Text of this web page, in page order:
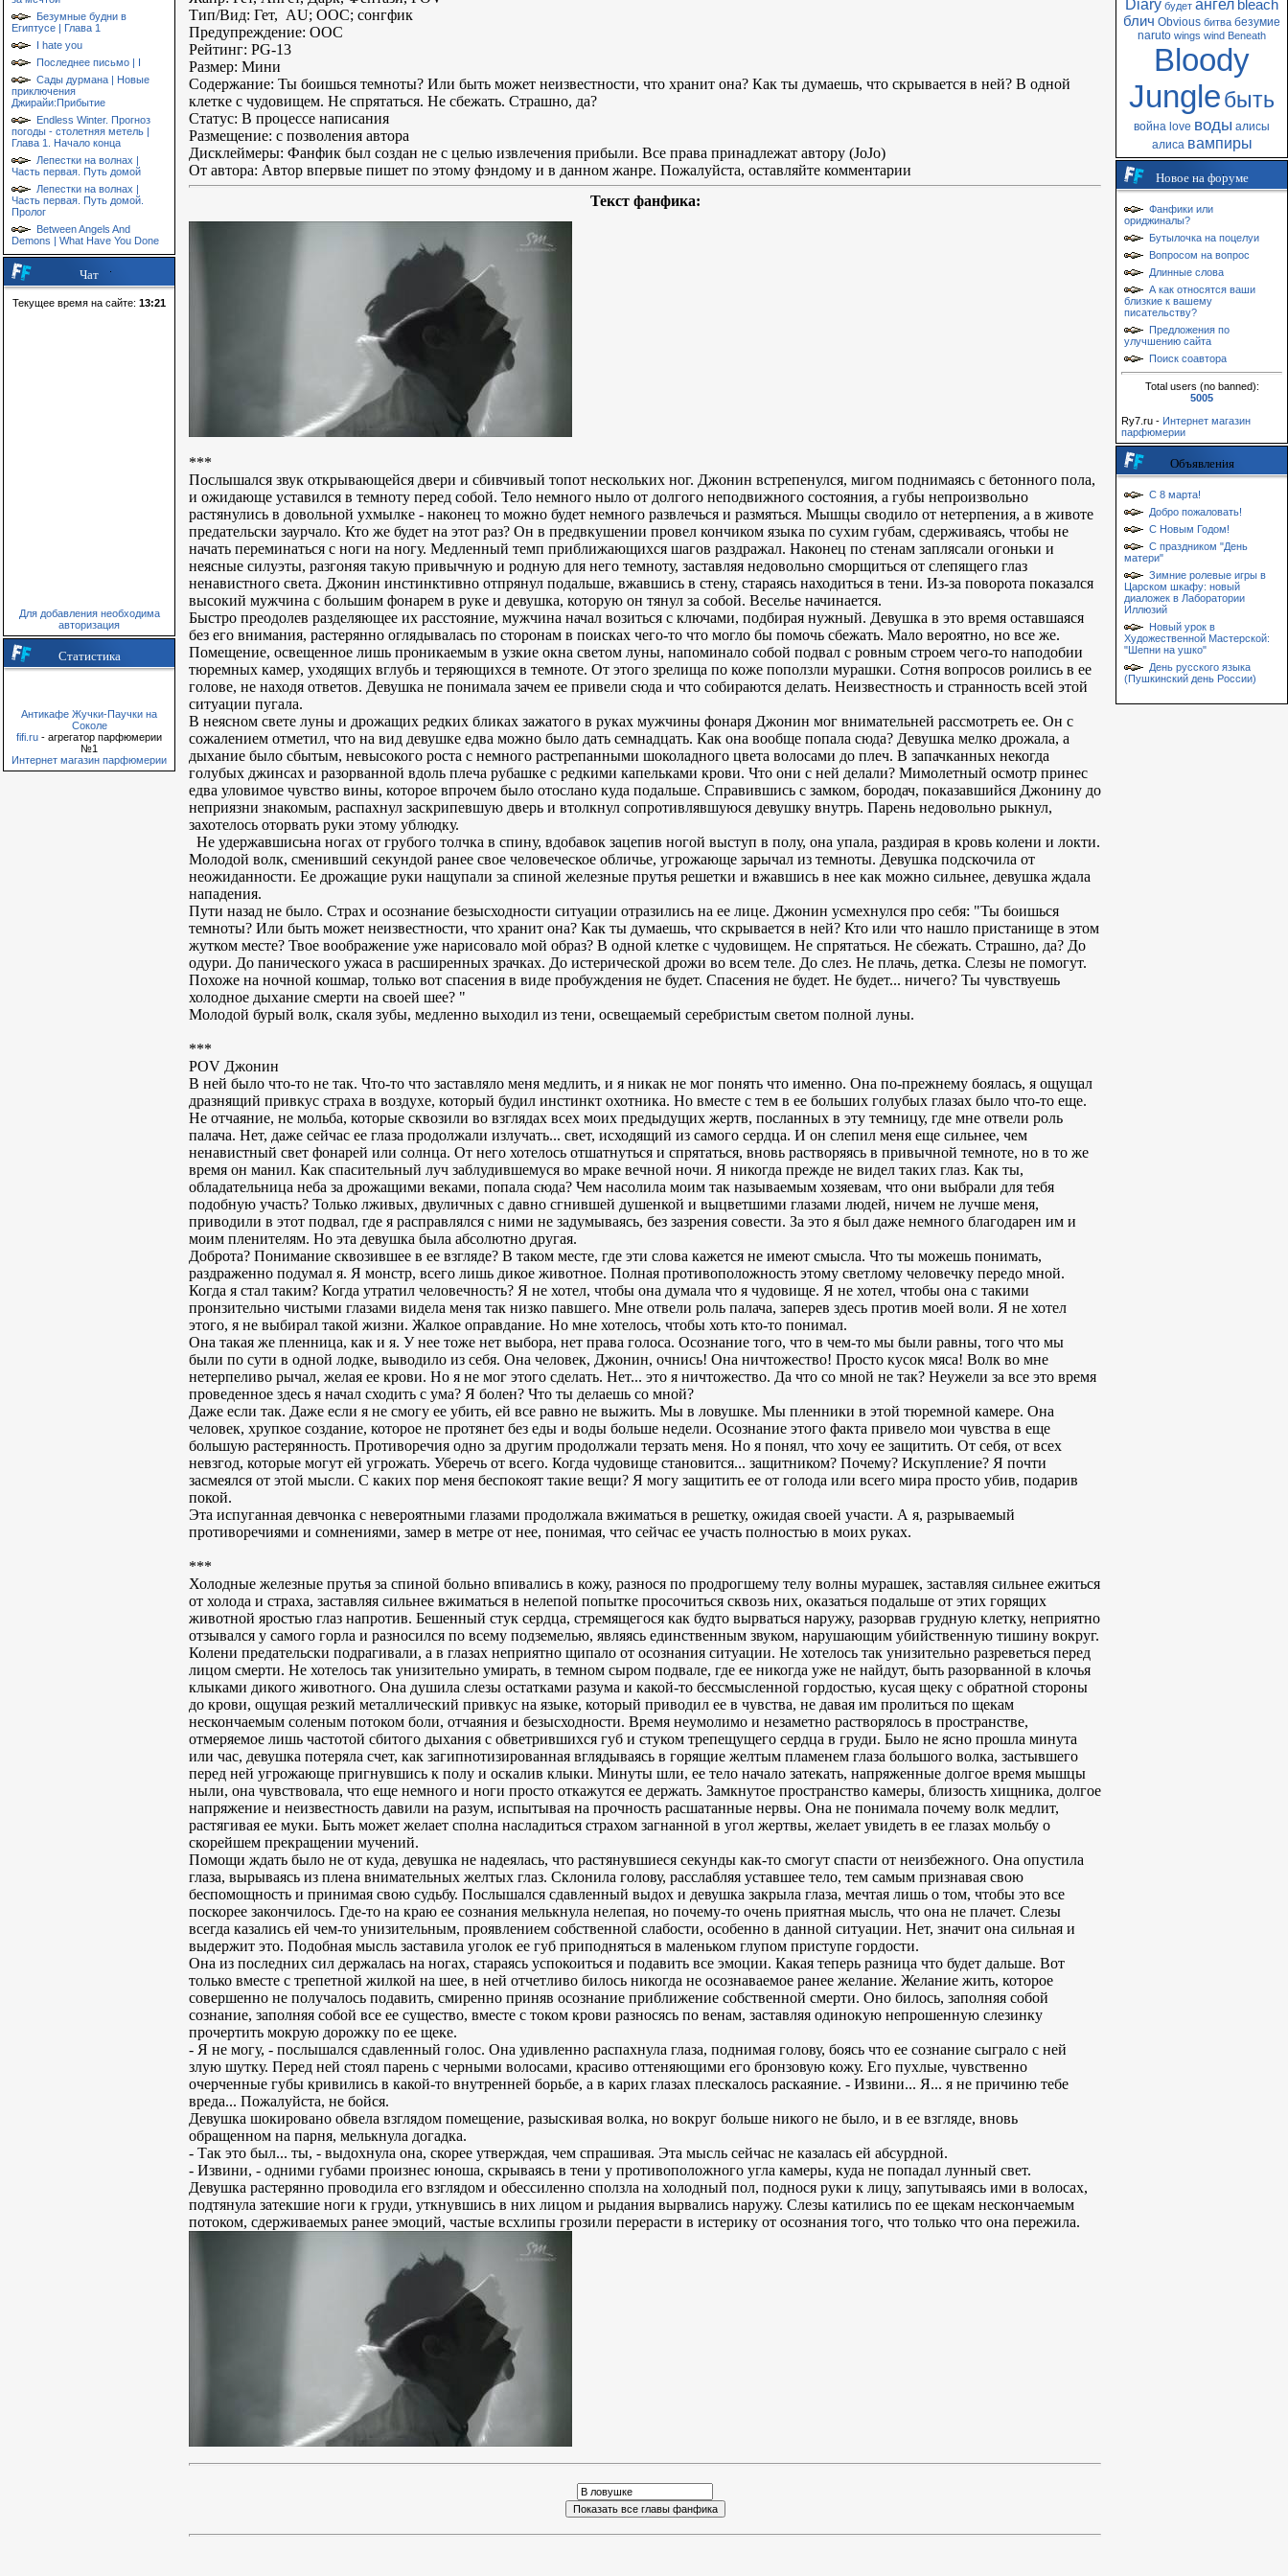
Безумные будни в
Египтусе | Глава 1
I hate you
Последнее письмо | I
Сады дурмана | Новые
приключения
Джирайи:Прибытие
Endless Winter. Прогноз
погоды - столетняя метель |
Глава 1. Начало конца
Лепестки на волнах |
Часть первая. Путь домой
Лепестки на волнах |
Часть первая. Путь домой.
Пролог
Between Angels And
Demons | What Have You Done
Чат
Текущее время на сайте: 13:21
Для добавления необходима
авторизация
Статистика
Антикафе Жучки-Паучки на
Соколе
fifi.ru - агрегатор парфюмерии
№1
Интернет магазин парфюмерии
Тип/Вид: Гет, AU; OOC; сонгфик
Предупреждение: OOC
Рейтинг: PG-13
Размер: Мини
Содержание: Ты боишься темноты? Или быть может неизвестности, что хранит она? Как ты думаешь, что скрывается в ней? В одной
клетке с чудовищем. Не спрятаться. Не сбежать. Страшно, да?
Статус: В процессе написания
Размещение: с позволения автора
Дисклеймеры: Фанфик был создан не с целью извлечения прибыли. Все права принадлежат автору (JoJo)
От автора: Автор впервые пишет по этому фэндому и в данном жанре. Пожалуйста, оставляйте комментарии
Текст фанфика:
***
Послышался звук открывающейся двери и сбивчивый топот нескольких ног. Джонин встрепенулся, мигом поднимаясь с бетонного пола,
и ожидающе уставился в темноту перед собой. Тело немного ныло от долгого неподвижного состояния, а губы непроизвольно
растянулись в довольной ухмылке - наконец то можно будет немного развлечься и размяться. Мышцы сводило от нетерпения, а в животе
предательски заурчало. Кто же будет на этот раз? Он в предвкушении провел кончиком языка по сухим губам, сдерживаясь, чтобы не
начать переминаться с ноги на ногу. Медленный темп приближающихся шагов раздражал. Наконец по стенам заплясали огоньки и
неясные силуэты, разгоняя такую привычную и родную для него темноту, заставляя недовольно сморщиться от слепящего глаз
ненавистного света. Джонин инстинктивно отпрянул подальше, вжавшись в стену, стараясь находиться в тени. Из-за поворота показался
высокий мужчина с большим фонарем в руке и девушка, которую он тянул за собой. Веселье начинается.
Быстро преодолев разделяющее их расстояние, мужчина начал возиться с ключами, подбирая нужный. Девушка в это время оставшаяся
без его внимания, растерянно оглядывалась по сторонам в поисках чего-то что могло бы помочь сбежать. Мало вероятно, но все же.
Помещение, освещенное лишь проникаемым в узкие окна светом луны, напоминало собой подвал с ровным строем чего-то наподобии
тюремных камер, уходящих вглубь и теряющихся в темноте. От этого зрелища по коже поползли мурашки. Сотня вопросов роились в ее
голове, не находя ответов. Девушка не понимала зачем ее привели сюда и что собираются делать. Неизвестность и странность всей этой
ситуации пугала.
В неясном свете луны и дрожащих редких бликах зажатого в руках мужчины фонаря Джонин мог внимательней рассмотреть ее. Он с
сожалением отметил, что на вид девушке едва можно было дать семнадцать. Как она вообще попала сюда? Девушка мелко дрожала, а
дыхание было сбытым, невысокого роста с немного растрепанными шоколадного цвета волосами до плеч. В запачканных некогда
голубых джинсах и разорванной вдоль плеча рубашке с редкими капельками крови. Что они с ней делали? Мимолетный осмотр принес
едва уловимое чувство вины, которое впрочем было отослано куда подальше. Справившись с замком, бородач, показавшийся Джонину до
неприязни знакомым, распахнул заскрипевшую дверь и втолкнул сопротивлявшуюся девушку внутрь. Парень недовольно рыкнул,
захотелось оторвать руки этому ублюдку.
Не удержавшисьна ногах от грубого толчка в спину, вдобавок зацепив ногой выступ в полу, она упала, раздирая в кровь колени и локти.
Молодой волк, сменивший секундой ранее свое человеческое обличье, угрожающе зарычал из темноты. Девушка подскочила от
неожиданности. Ее дрожащие руки нащупали за спиной железные прутья решетки и вжавшись в нее как можно сильнее, девушка ждала
нападения.
Пути назад не было. Страх и осознание безысходности ситуации отразились на ее лице. Джонин усмехнулся про себя: "Ты боишься
темноты? Или быть может неизвестности, что хранит она? Как ты думаешь, что скрывается в ней? Кто или что нашло пристанище в этом
жутком месте? Твое воображение уже нарисовало мой образ? В одной клетке с чудовищем. Не спрятаться. Не сбежать. Страшно, да? До
одури. До панического ужаса в расширенных зрачках. До истерической дрожи во всем теле. До слез. Не плачь, детка. Слезы не помогут.
Похоже на ночной кошмар, только вот спасения в виде пробуждения не будет. Спасения не будет. Не будет... ничего? Ты чувствуешь
холодное дыхание смерти на своей шее? "
Молодой бурый волк, скаля зубы, медленно выходил из тени, освещаемый серебристым светом полной луны.
***
POV Джонин
В ней было что-то не так. Что-то что заставляло меня медлить, и я никак не мог понять что именно. Она по-прежнему боялась, я ощущал
дразнящий привкус страха в воздухе, который будил инстинкт охотника. Но вместе с тем в ее больших голубых глазах было что-то еще.
Не отчаяние, не мольба, которые сквозили во взглядах всех моих предыдущих жертв, посланных в эту темницу, где мне отвели роль
палача. Нет, даже сейчас ее глаза продолжали излучать... свет, исходящий из самого сердца. И он слепил меня еще сильнее, чем
ненавистный свет фонарей или солнца. От него хотелось отшатнуться и спрятаться, вновь растворяясь в привычной темноте, но в то же
время он манил. Как спасительный луч заблудившемуся во мраке вечной ночи. Я никогда прежде не видел таких глаз. Как ты,
обладательница неба за дрожащими веками, попала сюда? Чем насолила моим так называемым хозяевам, что они выбрали для тебя
подобную участь? Только лживых, двуличных с давно сгнившей душенкой и выцветшими глазами людей, ничем не лучше меня,
приводили в этот подвал, где я расправлялся с ними не задумываясь, без зазрения совести. За это я был даже немного благодарен им и
моим пленителям. Но эта девушка была абсолютно другая.
Доброта? Понимание сквозившее в ее взгляде? В таком месте, где эти слова кажется не имеют смысла. Что ты можешь понимать,
раздраженно подумал я. Я монстр, всего лишь дикое животное. Полная противоположность этому светлому человечку передо мной.
Когда я стал таким? Когда утратил человечность? Я не хотел, чтобы она думала что я чудовище. Я не хотел, чтобы она с такими
пронзительно чистыми глазами видела меня так низко павшего. Мне отвели роль палача, заперев здесь против моей воли. Я не хотел
этого, я не выбирал такой жизни. Жалкое оправдание. Но мне хотелось, чтобы хоть кто-то понимал.
Она такая же пленница, как и я. У нее тоже нет выбора, нет права голоса. Осознание того, что в чем-то мы были равны, того что мы
были по сути в одной лодке, выводило из себя. Она человек, Джонин, очнись! Она ничтожество! Просто кусок мяса! Волк во мне
нетерпеливо рычал, желая ее крови. Но я не мог этого сделать. Нет... это я ничтожество. Да что со мной не так? Неужели за все это время
проведенное здесь я начал сходить с ума? Я болен? Что ты делаешь со мной?
Даже если так. Даже если я не смогу ее убить, ей все равно не выжить. Мы в ловушке. Мы пленники в этой тюремной камере. Она
человек, хрупкое создание, которое не протянет без еды и воды больше недели. Осознание этого факта привело мои чувства в еще
большую растерянность. Противоречия одно за другим продолжали терзать меня. Но я понял, что хочу ее защитить. От себя, от всех
невзгод, которые могут ей угрожать. Уберечь от всего. Когда чудовище становится... защитником? Почему? Искупление? Я почти
засмеялся от этой мысли. С каких пор меня беспокоят такие вещи? Я могу защитить ее от голода или всего мира просто убив, подарив
покой.
Эта испуганная девчонка с невероятными глазами продолжала вжиматься в решетку, ожидая своей участи. А я, разрываемый
противоречиями и сомнениями, замер в метре от нее, понимая, что сейчас ее участь полностью в моих руках.
***
Холодные железные прутья за спиной больно впивались в кожу, разнося по продрогшему телу волны мурашек, заставляя сильнее ежиться
от холода и страха, заставляя сильнее вжиматься в нелепой попытке просочиться сквозь них, оказаться подальше от этих горящих
животной яростью глаз напротив. Бешенный стук сердца, стремящегося как будто вырваться наружу, разорвав грудную клетку, неприятно
отзывался у самого горла и разносился по всему подземелью, являясь единственным звуком, нарушающим убийственную тишину вокруг.
Колени предательски подрагивали, а в глазах неприятно щипало от осознания ситуации. Не хотелось так унизительно разреветься перед
лицом смерти. Не хотелось так унизительно умирать, в темном сыром подвале, где ее никогда уже не найдут, быть разорванной в клочья
клыками дикого животного. Она душила слезы остатками разума и какой-то бессмысленной гордостью, кусая щеку с обратной стороны
до крови, ощущая резкий металлический привкус на языке, который приводил ее в чувства, не давая им пролиться по щекам
нескончаемым соленым потоком боли, отчаяния и безысходности. Время неумолимо и незаметно растворялось в пространстве,
отмеряемое лишь частотой сбитого дыхания с обветрившихся губ и стуком трепещущего сердца в груди. Было не ясно прошла минута
или час, девушка потеряла счет, как загипнотизированная вглядываясь в горящие желтым пламенем глаза большого волка, застывшего
перед ней угрожающе пригнувшись к полу и оскалив клыки. Минуты шли, ее тело начало затекать, напряженные долгое время мышцы
ныли, она чувствовала, что еще немного и ноги просто откажутся ее держать. Замкнутое пространство камеры, близость хищника, долгое
напряжение и неизвестность давили на разум, испытывая на прочность расшатанные нервы. Она не понимала почему волк медлит,
растягивая ее муки. Быть может желает сполна насладиться страхом загнанной в угол жертвы, желает увидеть в ее глазах мольбу о
скорейшем прекращении мучений.
Помощи ждать было не от куда, девушка не надеялась, что растянувшиеся секунды как-то смогут спасти от неизбежного. Она опустила
глаза, вырываясь из плена внимательных желтых глаз. Склонила голову, расслабляя уставшее тело, тем самым признавая свою
беспомощность и принимая свою судьбу. Послышался сдавленный выдох и девушка закрыла глаза, мечтая лишь о том, чтобы это все
поскорее закончилось. Где-то на краю ее сознания мелькнула нелепая, но почему-то очень приятная мысль, что она не плачет. Слезы
всегда казались ей чем-то унизительным, проявлением собственной слабости, особенно в данной ситуации. Нет, значит она сильная и
выдержит это. Подобная мысль заставила уголок ее губ приподняться в маленьком глупом приступе гордости.
Она из последних сил держалась на ногах, стараясь успокоиться и подавить все эмоции. Какая теперь разница что будет дальше. Вот
только вместе с трепетной жилкой на шее, в ней отчетливо билось никогда не осознаваемое ранее желание. Желание жить, которое
совершенно не получалось подавить, смиренно приняв осознание приближение собственной смерти. Оно билось, заполняя собой
сознание, заполняя собой все ее существо, вместе с током крови разносясь по венам, заставляя одинокую непрошенную слезинку
прочертить мокрую дорожку по ее щеке.
- Я не могу, - послышался сдавленный голос. Она удивленно распахнула глаза, поднимая голову, боясь что ее сознание сыграло с ней
злую шутку. Перед ней стоял парень с черными волосами, красиво оттеняющими его бронзовую кожу. Его пухлые, чувственно
очерченные губы кривились в какой-то внутренней борьбе, а в карих глазах плескалось раскаяние. - Извини... Я... я не причиню тебе
вреда... Пожалуйста, не бойся.
Девушка шокировано обвела взглядом помещение, разыскивая волка, но вокруг больше никого не было, и в ее взгляде, вновь
обращенном на парня, мелькнула догадка.
- Так это был... ты, - выдохнула она, скорее утверждая, чем спрашивая. Эта мысль сейчас не казалась ей абсурдной.
- Извини, - одними губами произнес юноша, скрываясь в тени у противоположного угла камеры, куда не попадал лунный свет.
Девушка растерянно проводила его взглядом и обессиленно сползла на холодный пол, поднося руки к лицу, запутываясь ими в волосах,
подтянула затекшие ноги к груди, уткнувшись в них лицом и рыдания вырвались наружу. Слезы катились по ее щекам нескончаемым
потоком, сдерживаемых ранее эмоций, частые всхлипы грозили перерасти в истерику от осознания того, что только что она пережила.
Diary будет ангел bleach
блич Obvious битва безумие
naruto wings wind Beneath
Bloody
Jungleбыть
война love воды алисы
алиса вампиры
Новое на форуме
Фанфики или
ориджиналы?
Бутылочка на поцелуи
Вопросом на вопрос
Длинные слова
А как относятся ваши
близкие к вашему
писательству?
Предложения по
улучшению сайта
Поиск соавтора
Total users (no banned):
5005
Ry7.ru - Интернет магазин
парфюмерии
Объявления
С 8 марта!
Добро пожаловать!
С Новым Годом!
С праздником "День
матери"
Зимние ролевые игры в
Царском шкафу: новый
диаложек в Лаборатории
Иллюзий
Новый урок в
Художественной Мастерской:
"Шепни на ушко"
День русского языка
(Пушкинский день России)